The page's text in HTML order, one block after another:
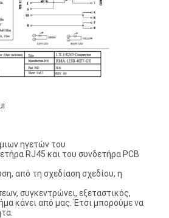
ηγετών του
RJ45 και του συνδετήρα PCB
από τη σχεδίαση σχεδίου, η
συγκεντρώνει, εξεταστικός,
κάνει από μας. Έτσι μπορούμε να